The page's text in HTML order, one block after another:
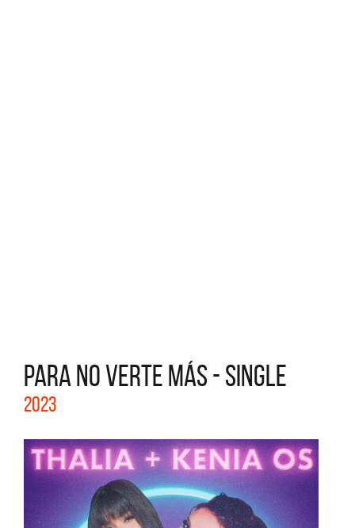
PARA NO VERTE MÁS - SINGLE
2023